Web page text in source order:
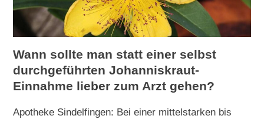
Wann sollte man statt einer selbst
durchgeführten Johanniskraut-
Einnahme lieber zum Arzt gehen?
Apotheke Sindelfingen: Bei einer mittelstarken bis